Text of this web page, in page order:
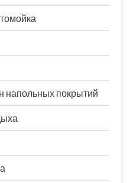
напольных покрытий